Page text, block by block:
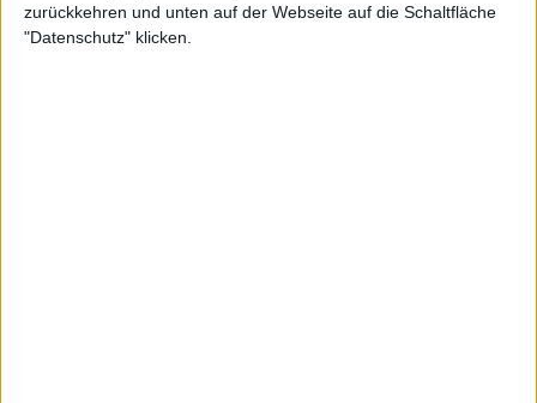
zurückkehren und unten auf der Webseite auf die Schaltfläche
"Datenschutz" klicken.